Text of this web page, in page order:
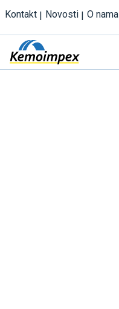
Kontakt Novosti O nama